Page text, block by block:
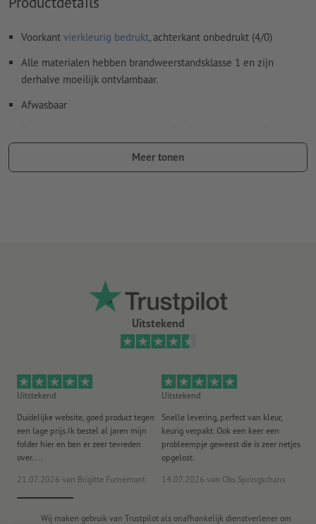
Voorkant vierkleurig bedrukt, achterkant onbedrukt (4/0)
Alle materialen hebben brandweerstandsklasse 1 en zijn
derhalve moeilijk ontvlambaar.
Afwasbaar
doek op een onderlinge afstand van ca 50 cm.
Zeilogen worden volgens leesrichting verwerkt
Meer informatie over het spandoekmontagemateriaal vindt
u in de infobox
Absoluut weerbestendig en daarom ook probleemloos buiten te
bouwschuttingen, brugleuningen en omheiningen.
Aanwijzing: Wanneer de kortste zijde langer is dan 190 cm,
moeten de spandoeken om verzendtechnische redenen
Meer tonen
Uitstekend
Uitstekend
Duidelijke website, goed product tegen
een lage prijs.Ik bestel al jaren mijn
folder hier en ben er zeer tevreden
over. ...
21.07.2026 van Brigitte Furnèmont
Uitstekend
Snelle levering, perfect van kleur,
keurig verpakt. Ook een keer een
probleempje geweest die is zeer netjes
opgelost.
14.07.2026 van Obs Springschans
Wij maken gebruik van Trustpilot als onafhankelijk dienstverlener om